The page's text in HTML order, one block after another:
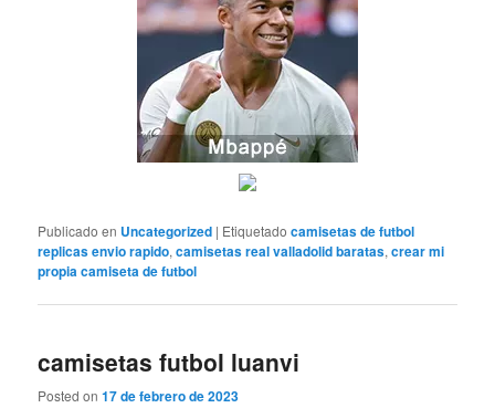
Publicado en Uncategorized | Etiquetado camisetas de futbol
replicas envio rapido,camisetas real valladolid baratas,crear mi
propia camiseta de futbol
camisetas futbol luanvi
Posted on17 de febrero de 2023